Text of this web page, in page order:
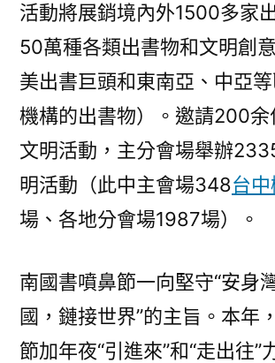
活動將展銷境內外1500多家
50萬種各類出書物和文明創
美出書巨頭和東南亞、中亞
機構的出書物）。邀請200余
文明活動，主分會場舉辦
明活動（此中主會場348台
場、各地分會場1987場）。
南國書噴鼻節一向堅守“安身
國，鏈接世界”的主旨。本年
節加年夜“引進來”和“走出往”